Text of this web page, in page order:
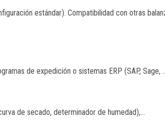
estándar). Compatibilidad con otras
de expedición o sistemas ERP (SAP, Sage,
de secado, determinador de humedad),…